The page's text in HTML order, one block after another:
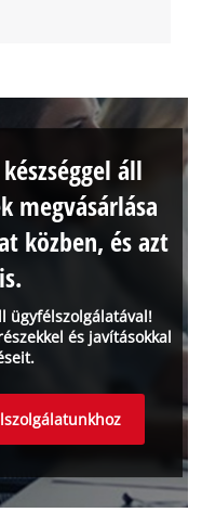
ügyfélszolgálatával!
és javításokkal
áll
megvásárlása
közben, és azt